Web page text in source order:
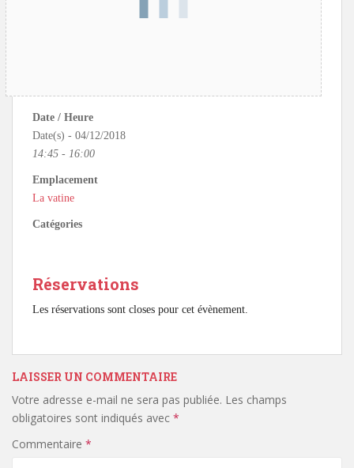
Date / Heure
Date(s) - 04/12/2018
14:45 - 16:00
Emplacement
La vatine
Catégories
Réservations
Les réservations sont closes pour cet évènement.
LAISSER UN COMMENTAIRE
Votre adresse e-mail ne sera pas publiée. Les champs
obligatoires sont indiqués avec *
Commentaire *